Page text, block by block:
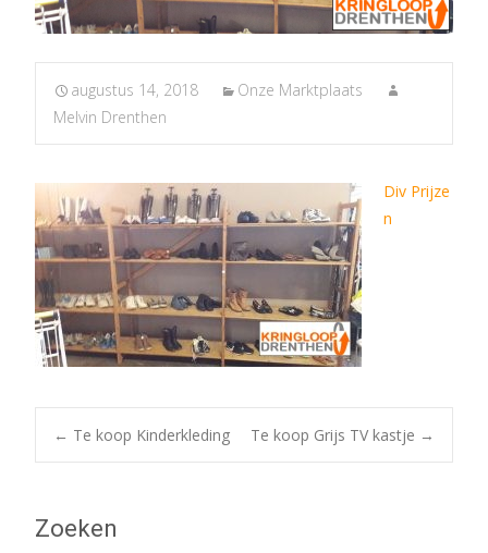
augustus 14, 2018
Onze Marktplaats
Melvin Drenthen
Div Prijze
n
Post
navigation
← Te koop Kinderkleding Te koop Grijs TV kastje →
Zoeken